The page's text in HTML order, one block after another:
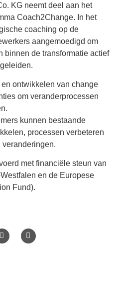
KG neemt deel aan het
Coach2Change. In het
coaching op de
aangemoedigd om
binnen de transformatie actief
ontwikkelen van change
om veranderprocessen
kunnen bestaande
processen verbeteren
met financiële steun van
en de Europese
Fund).